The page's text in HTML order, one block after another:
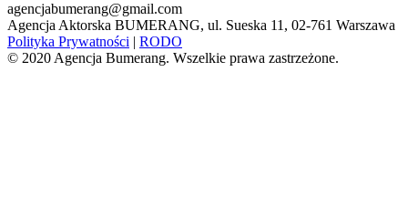
agencjabumerang@gmail.com
Agencja Aktorska BUMERANG, ul. Sueska 11, 02-761 Warszawa
Polityka Prywatności | RODO
© 2020 Agencja Bumerang. Wszelkie prawa zastrzeżone.